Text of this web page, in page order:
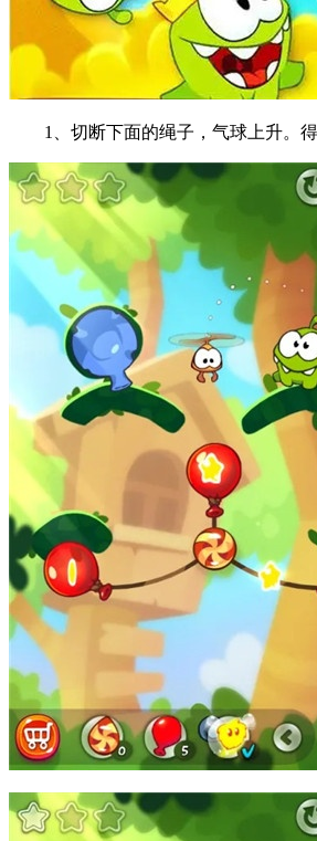
1、切断下面的绳子，气球上升。得